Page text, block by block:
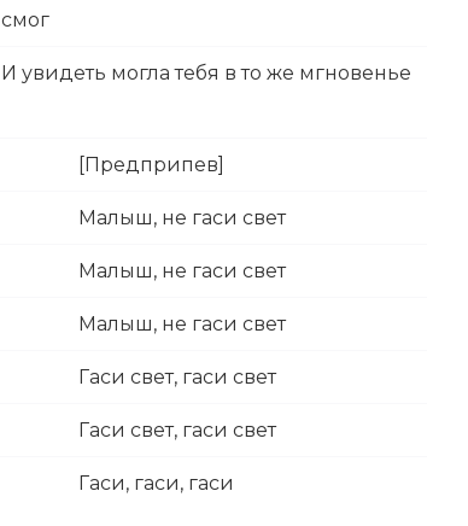
смог
И увидеть могла тебя в то же мгновенье
[Предприпев]
Малыш, не гаси свет
Малыш, не гаси свет
Малыш, не гаси свет
Гаси свет, гаси свет
Гаси свет, гаси свет
Гаси, гаси, гаси